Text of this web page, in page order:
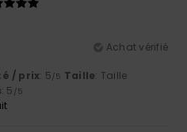
Achat vérifié
/ prix: 5/5 Taille: Taille
: 5 /5